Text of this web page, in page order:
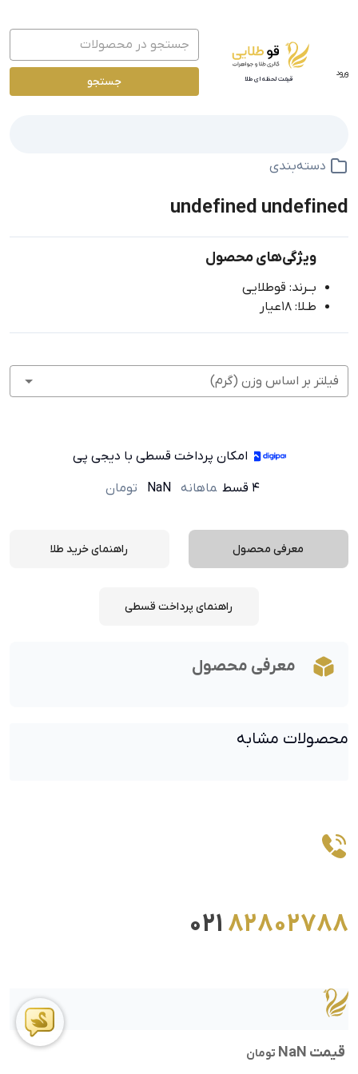
ورود
قیمت لحظه ای طلا جستجو
دسته‌بندی
undefined undefined
ویژگی‌های محصول
بــرند: قوطلایی
طـلا: 18عیار
فیلتر بر اساس وزن (گرم)
امکان پرداخت قسطی با دیجی پی
۴ قسط
ماهانه NaN تومان
قیمت NaN تومان
معرفی محصول راهنمای خرید طلا
راهنمای پرداخت قسطی
معرفی محصول
محصولات مشابه
82802788
021